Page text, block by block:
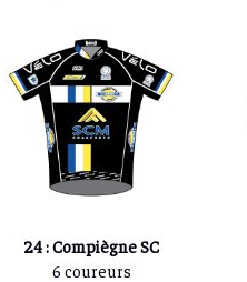
24 : Compiègne SC
6 coureurs